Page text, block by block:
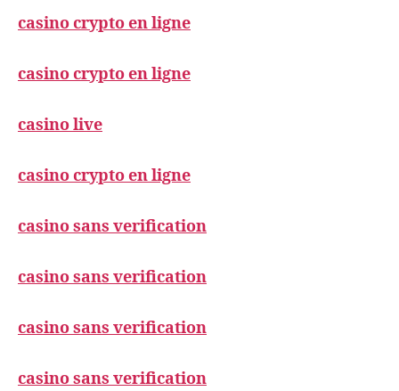
casino crypto en ligne
casino crypto en ligne
casino live
casino crypto en ligne
casino sans verification
casino sans verification
casino sans verification
casino sans verification